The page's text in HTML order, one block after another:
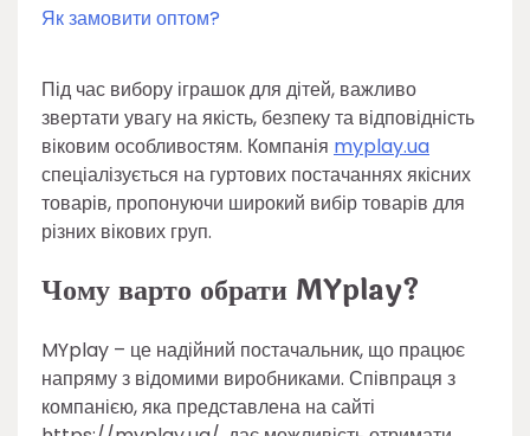
Як замовити оптом?
Під час вибору іграшок для дітей, важливо
звертати увагу на якість, безпеку та відповідність
віковим особливостям. Компанія myplay.ua
спеціалізується на гуртових постачаннях якісних
товарів, пропонуючи широкий вибір товарів для
різних вікових груп.
Чому варто обрати MYplay?
MYplay – це надійний постачальник, що працює
напряму з відомими виробниками. Співпраця з
компанією, яка представлена на сайті